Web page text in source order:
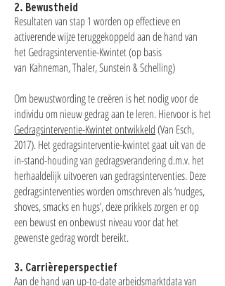
2. Bewustheid
Resultaten van stap 1 worden op effectieve en
activerende wijze teruggekoppeld aan de hand van
het Gedragsinterventie-Kwintet (op basis
van Kahneman, Thaler, Sunstein & Schelling)
Om bewustwording te creëren is het nodig voor de
individu om nieuw gedrag aan te leren. Hiervoor is het
Gedragsinterventie-Kwintet ontwikkeld(Van Esch,
2017). Het gedragsinterventie-kwintet gaat uit van de
in-stand-houding van gedragsverandering d.m.v. het
herhaaldelijk uitvoeren van gedragsinterventies. Deze
gedragsinterventies worden omschreven als ‘nudges,
shoves, smacks en hugs’, deze prikkels zorgen er op
een bewust en onbewust niveau voor dat het
gewenste gedrag wordt bereikt.
3. Carrièreperspectief
Aan de hand van up-to-date arbeidsmarktdata van